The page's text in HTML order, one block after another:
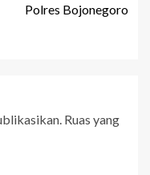
Polres Bojonegoro
Ruas yang